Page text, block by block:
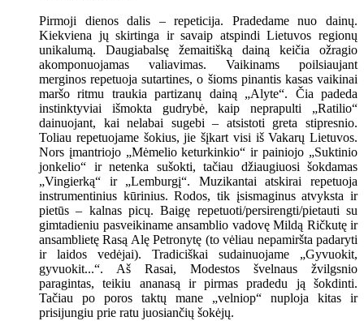
Pirmoji dienos dalis – repeticija. Pradedame nuo dainų.
Kiekviena jų skirtinga ir savaip atspindi Lietuvos regionų
unikalumą. Daugiabalsę žemaitišką dainą keičia ožragio
akomponuojamas valiavimas. Vaikinams poilsiaujant
merginos repetuoja sutartines, o šioms pinantis kasas vaikinai
maršo ritmu traukia partizanų dainą „Alyte“. Čia padeda
instinktyviai išmokta gudrybė, kaip neprapulti „Ratilio“
dainuojant, kai nelabai sugebi – atsistoti greta stipresnio.
Toliau repetuojame šokius, jie šįkart visi iš Vakarų Lietuvos.
Nors įmantriojo „Mėmelio keturkinkio“ ir painiojo „Suktinio
jonkelio“ ir netenka sušokti, tačiau džiaugiuosi šokdamas
„Vingierką“ ir „Lemburgį“. Muzikantai atskirai repetuoja
instrumentinius kūrinius. Rodos, tik įsismaginus atvyksta ir
pietūs – kalnas picų. Baigę repetuoti/persirengti/pietauti su
gimtadieniu pasveikiname ansamblio vadovę Mildą Ričkutę ir
ansamblietę Rasą Alę Petronytę (to vėliau nepamiršta padaryti
ir laidos vedėjai). Tradiciškai sudainuojame „Gyvuokit,
gyvuokit...“. Aš Rasai, Modestos švelnaus žvilgsnio
paragintas, teikiu ananasą ir pirmas pradedu ją šokdinti.
Tačiau po poros taktų mane „velniop“ nuploja kitas ir
prisijungiu prie ratu juosiančių šokėjų.